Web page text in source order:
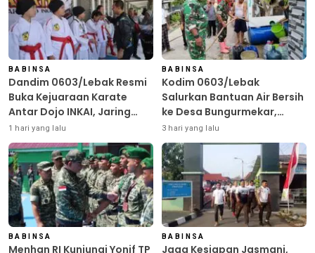
BABINSA
Dandim 0603/Lebak Resmi
Buka Kejuaraan Karate
Antar Dojo INKAI, Jaring
Bibit Atlet Unggul Sambut
HUT ke-81 RI
1 hari yang lalu
BABINSA
Kodim 0603/Lebak
Salurkan Bantuan Air Bersih
ke Desa Bungurmekar,
Ringankan Beban Warga
Terdampak Kemarau
3 hari yang lalu
BABINSA
Menhan RI Kunjungi Yonif TP
BABINSA
Jaga Kesiapan Jasmani,